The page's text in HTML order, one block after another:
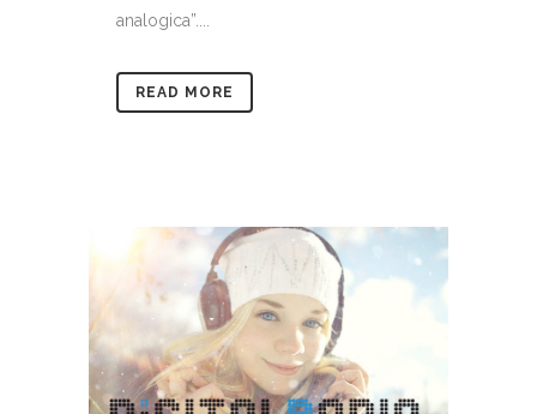
analogica”....
READ MORE